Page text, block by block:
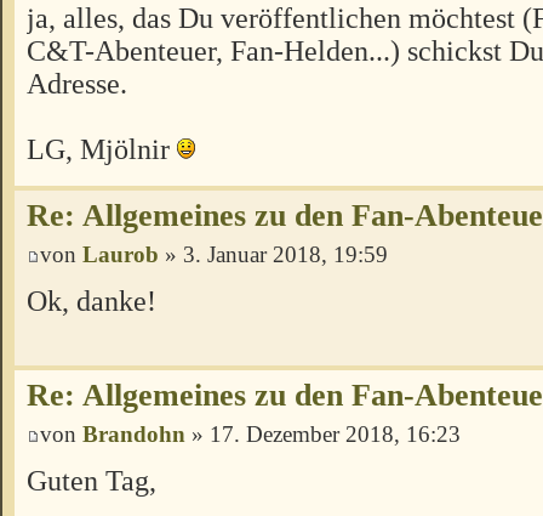
ja, alles, das Du veröffentlichen möchtest
C&T-Abenteuer, Fan-Helden...) schickst
Adresse.
LG, Mjölnir
Re: Allgemeines zu den Fan-
von Laurob » 3. Januar 2018, 19:59
Ok, danke!
Re: Allgemeines zu den Fan-
von Brandohn » 17. Dezember 2018, 16:23
Guten Tag,